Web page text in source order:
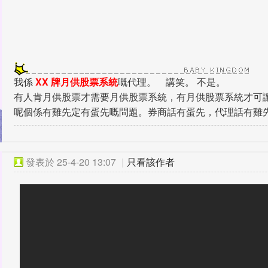
我係XX 牌月供股票系統嘅代理。 講笑。 不是。
有人肯月供股票才需要月供股票系統，有月供股票系統才可
呢個係有雞先定有蛋先嘅問題。券商話有蛋先，代理話有雞
發表於 25-4-20 13:07 | 只看該作者